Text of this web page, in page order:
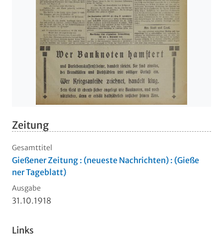
Zeitung
Gesamttitel
Gießener Zeitung : (neueste Nachrichten) : (Gieße
ner Tageblatt)
Ausgabe
31.10.1918
Links